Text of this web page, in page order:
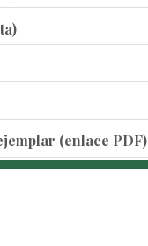
(enlace PDF)